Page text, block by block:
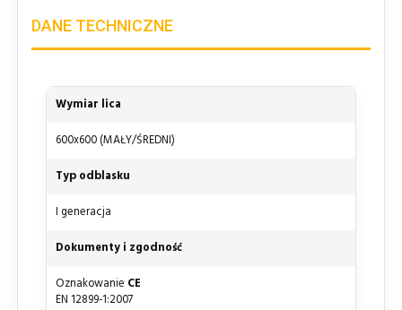
DANE TECHNICZNE
Wymiar lica
600x600 (MAŁY/ŚREDNI)
Typ odblasku
I generacja
Dokumenty i zgodność
Oznakowanie CE
EN 12899-1:2007